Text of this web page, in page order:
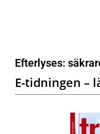
Efterlyses:
E-tidningen –